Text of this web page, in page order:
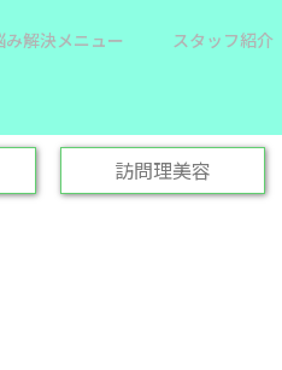
み解決メニュー スタッフ紹介
訪問理美容